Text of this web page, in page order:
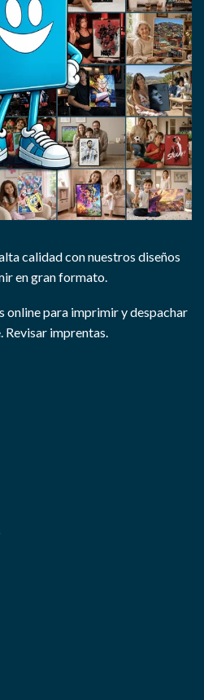
calidad con nuestros diseños
en gran formato.
online para imprimir y despachar
Revisar imprentas.